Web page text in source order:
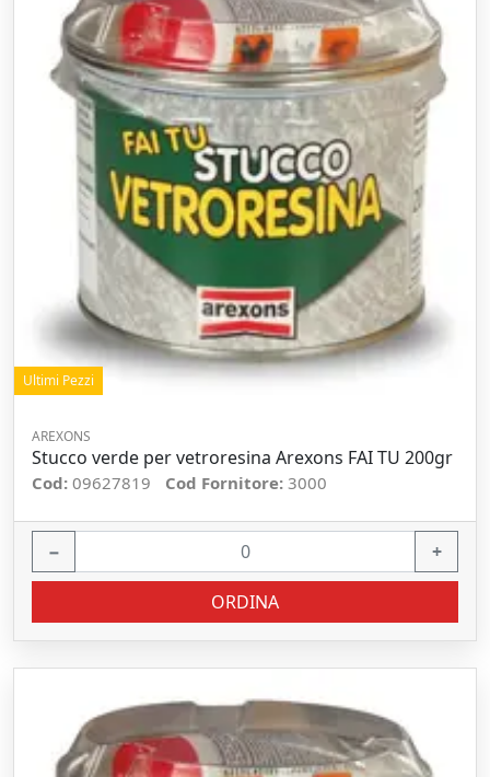
Ultimi Pezzi
AREXONS
Stucco verde per vetroresina Arexons FAI TU 200gr
Cod: 09627819 Cod Fornitore: 3000
− +
ORDINA